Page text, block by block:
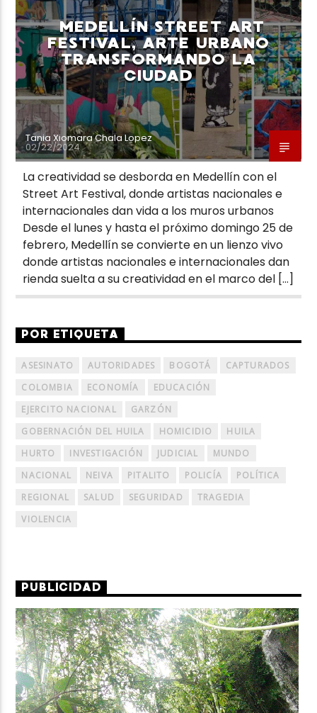
Neiva Estereo
MEDELLÍN STREET ART
FESTIVAL, ARTE URBANO
TRANSFORMANDO LA
CIUDAD
Tania Xiomara Chala Lopez
02/22/2024
La creatividad se desborda en Medellín con el
Street Art Festival, donde artistas nacionales e
internacionales dan vida a los muros urbanos
Desde el lunes y hasta el próximo domingo 25 de
febrero, Medellín se convierte en un lienzo vivo
donde artistas nacionales e internacionales dan
rienda suelta a su creatividad en el marco del […]
POR ETIQUETA
ASESINATO AUTORIDADES BOGOTÁ
CAPTURADOS
COLOMBIA
ECONOMÍA
EDUCACIÓN
EJERCITO NACIONAL
GARZÓN
GOBERNACIÓN DEL HUILA
HOMICIDIO
HUILA
HURTO
INVESTIGACIÓN JUDICIAL
MUNDO
NACIONAL
NEIVA PITALITO POLICÍA
POLÍTICA
REGIONAL
SALUD SEGURIDAD
TRAGEDIA
VIOLENCIA
PUBLICIDAD